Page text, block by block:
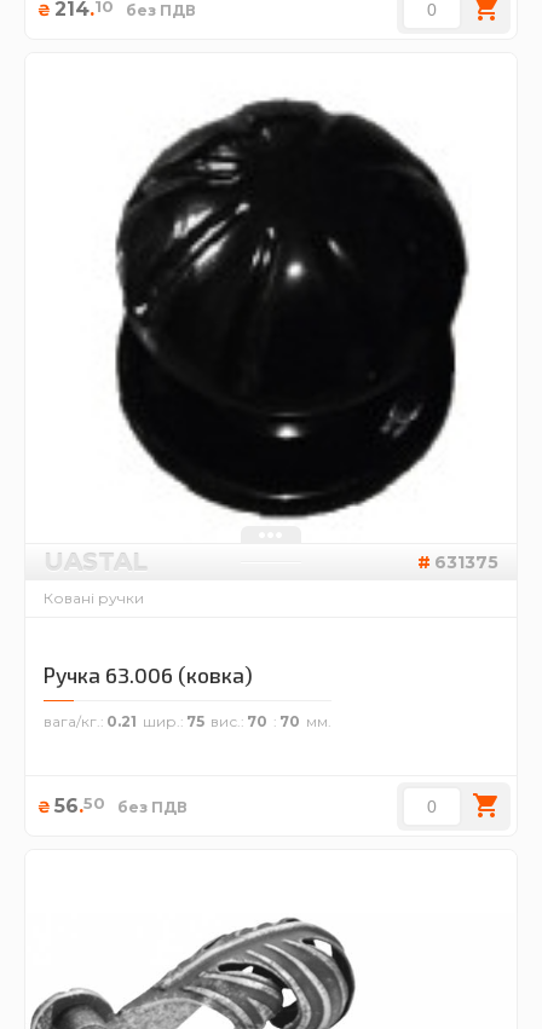
₴ 214.10 без ПДВ
UASTAL 631375
Ковані ручки
Ручка 63.006 (ковка)
вага/кг. 0.21 шир. 75 вис. 70 70
₴ 56.50 без ПДВ